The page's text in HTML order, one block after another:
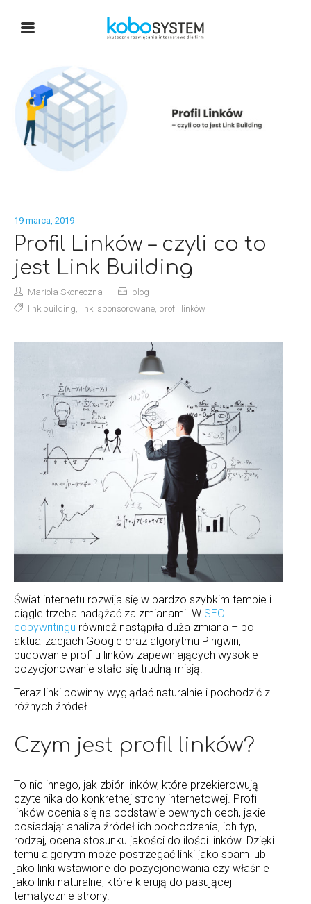
19 marca, 2019
Profil Linków – czyli co to
jest Link Building
Mariola Skoneczna
blog
link building, linki sponsorowane, profil linków
Świat internetu rozwija się w bardzo szybkim tempie i
ciągle trzeba nadążać za zmianami. W SEO
copywritingu również nastąpiła duża zmiana – po
aktualizacjach Google oraz algorytmu Pingwin,
budowanie profilu linków zapewniających wysokie
pozycjonowanie stało się trudną misją.
Teraz linki powinny wyglądać naturalnie i pochodzić z
różnych źródeł.
Czym jest profil linków?
To nic innego, jak zbiór linków, które przekierowują
czytelnika do konkretnej strony internetowej. Profil
linków ocenia się na podstawie pewnych cech, jakie
posiadają: analiza źródeł ich pochodzenia, ich typ,
rodzaj, ocena stosunku jakości do ilości linków. Dzięki
temu algorytm może postrzegać linki jako spam lub
jako linki wstawione do pozycjonowania czy właśnie
jako linki naturalne, które kierują do pasującej
tematycznie strony.